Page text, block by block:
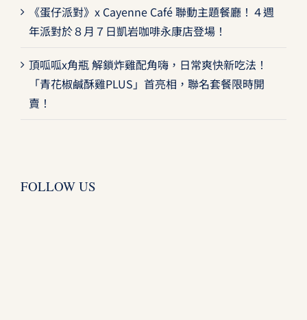
《蛋仔派對》x Cayenne Café 聯動主題餐廳！４週
年派對於８月７日凱岩咖啡永康店登場！
頂呱呱x角瓶 解鎖炸雞配角嗨，日常爽快新吃法！
「青花椒鹹酥雞PLUS」首亮相，聯名套餐限時開
賣！
FOLLOW US